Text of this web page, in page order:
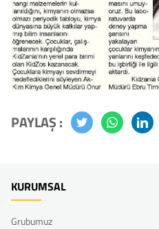
PAYLAŞ :
KURUMSAL
Grubumuz